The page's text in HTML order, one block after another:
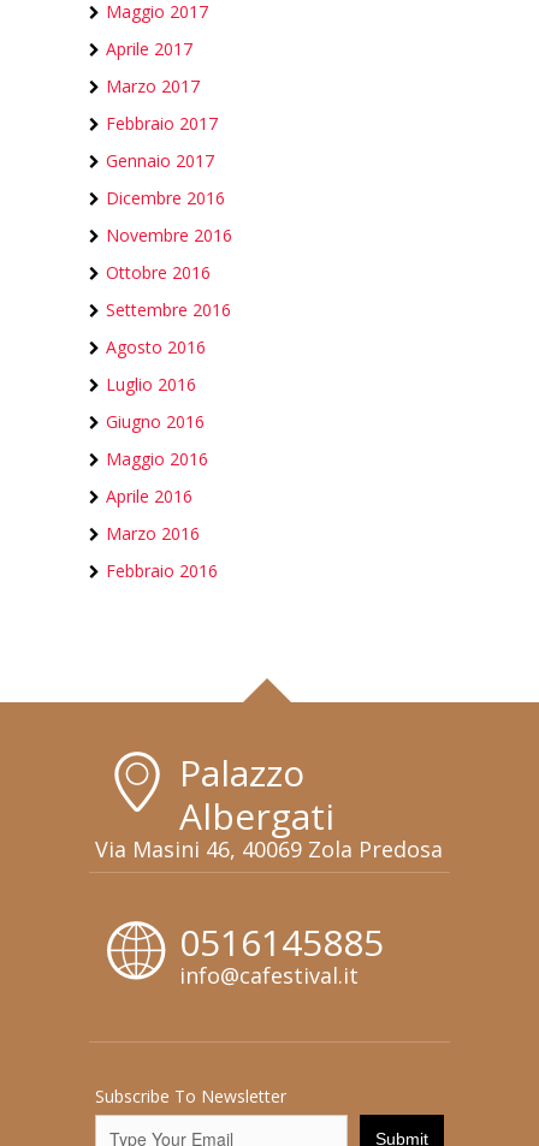
Maggio 2017
Aprile 2017
Marzo 2017
Febbraio 2017
Gennaio 2017
Dicembre 2016
Novembre 2016
Ottobre 2016
Settembre 2016
Agosto 2016
Luglio 2016
Giugno 2016
Maggio 2016
Aprile 2016
Marzo 2016
Febbraio 2016
Palazzo
Albergati
Via Masini 46, 40069 Zola Predosa
0516145885
info@cafestival.it
Subscribe To Newsletter